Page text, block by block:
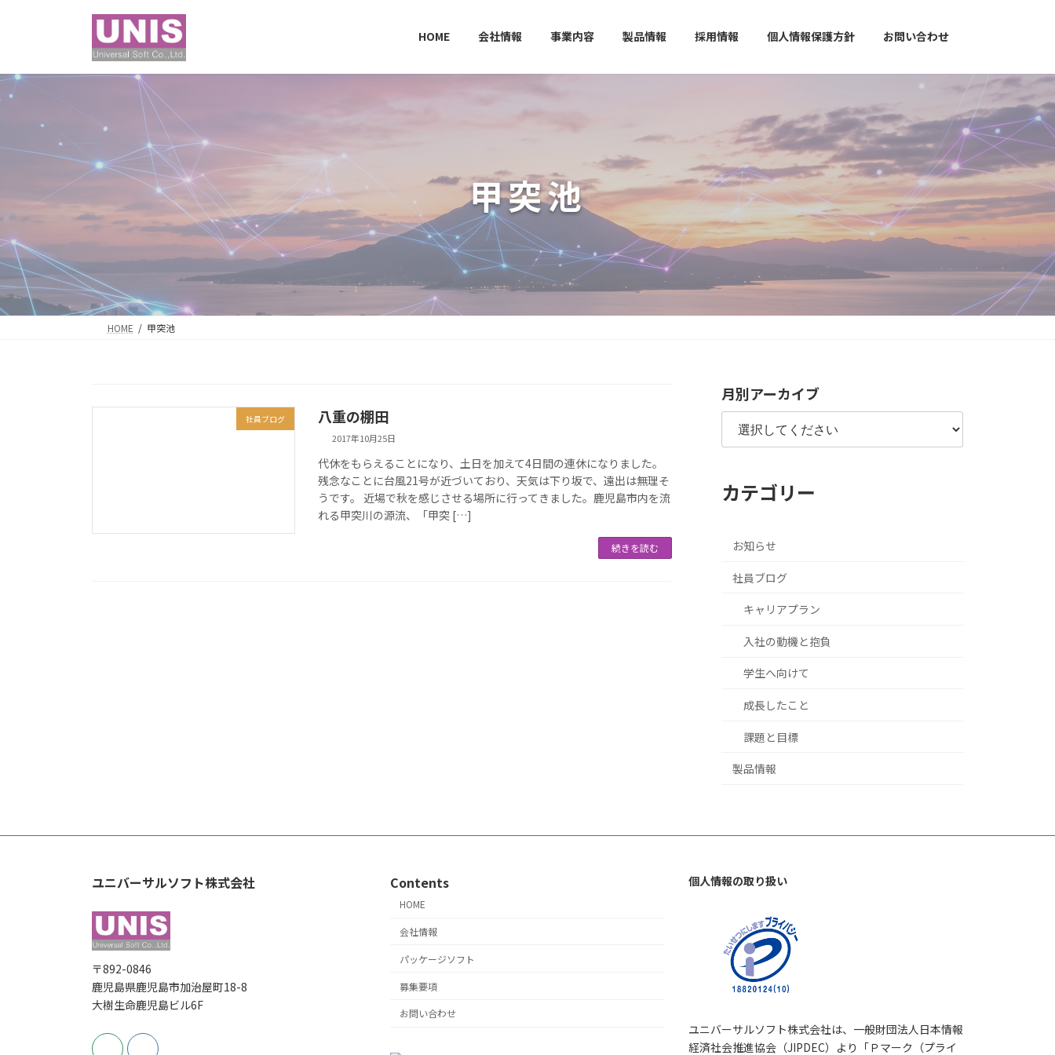
ツ
へ
シ
ョ
HOME 会社情報 事業内容 製品情報 採用情報 個人情報保護方針 お問い合わせ
甲突池
HOME 甲突池
社員ブログ 八重の棚田
2017年10月25日
代休をもらえることになり、土日を加えて4日間の連休になりました。
残念なことに台風21号が近づいており、天気は下り坂で、遠出は無理そ
うです。 近場で秋を感じさせる場所に行ってきました。鹿児島市内を流
れる甲突川の源流、「甲突 […]
続きを読む
月別アーカイブ
カテゴリー
お知らせ
社員ブログ
キャリアプラン
入社の動機と抱負
学生へ向けて
成長したこと
課題と目標
製品情報
ユニバーサルソフト株式会社
〒892-0846
鹿児島県鹿児島市加治屋町18-8
大樹生命鹿児島ビル6F
Contents
HOME
会社情報
パッケージソフト
募集要項
お問い合わせ
個人情報の取り扱い
ユニバーサルソフト株式会社は、一般財団法人日本情報
経済社会推進協会（JIPDEC）より「Ｐマーク（プライ